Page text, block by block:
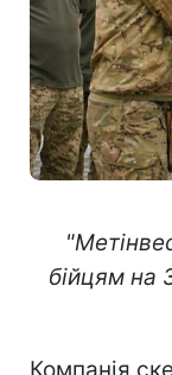
бійцям на
Компанія